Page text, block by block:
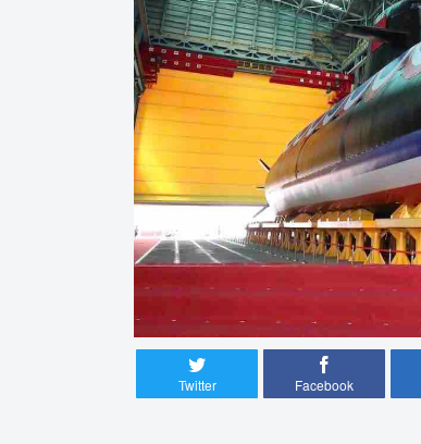
Twitter Facebook